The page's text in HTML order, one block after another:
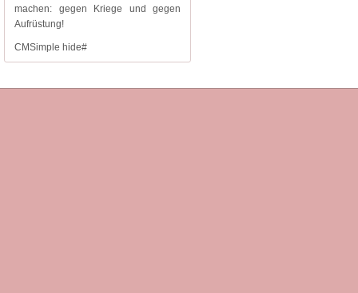
machen: gegen Kriege und gegen
Aufrüstung!
CMSimple hide#